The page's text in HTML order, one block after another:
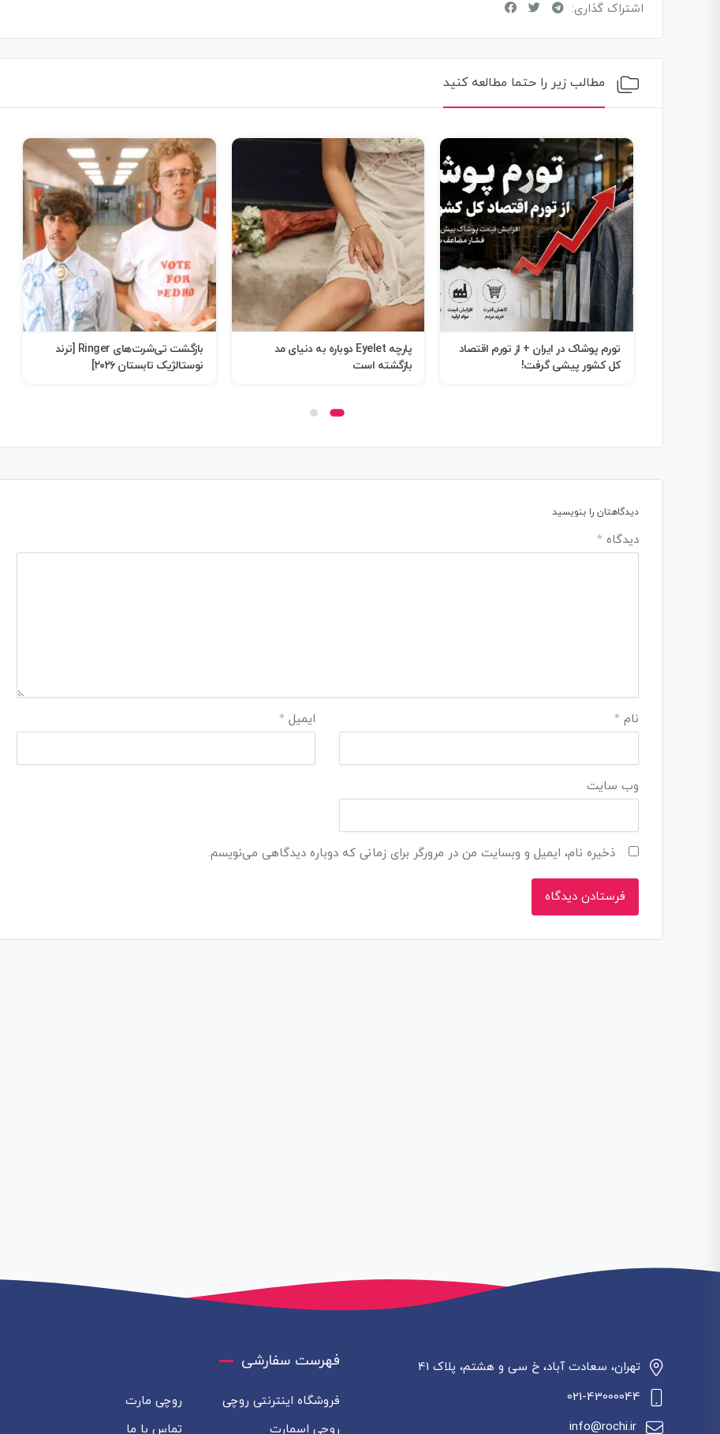
اشتراک گذاری:
مطالب زیر را حتما مطالعه کنید
تورم پوشاک در ایران + از تورم اقتصاد
کل کشور پیشی گرفت!
پارچه Eyelet دوباره به دنیای مد
بازگشته است
بازگشت تی‌شرت‌های Ringer [ترند
نوستالژیک تابستان ۲۰۲۶]
دیدگاهتان را بنویسید
دیدگاه *
نام * ایمیل *
وب‌ سایت
ذخیره نام، ایمیل و وبسایت من در مرورگر برای زمانی که دوباره دیدگاهی می‌نویسم.
تهران، سعادت آباد، خ سی و هشتم، پلاک 41
021-43000044
info@rochi.ir
فهرست سفارشی
فروشگاه اینترنتی روچی
روچی مارت
روچی اسمارت
تماس با ما